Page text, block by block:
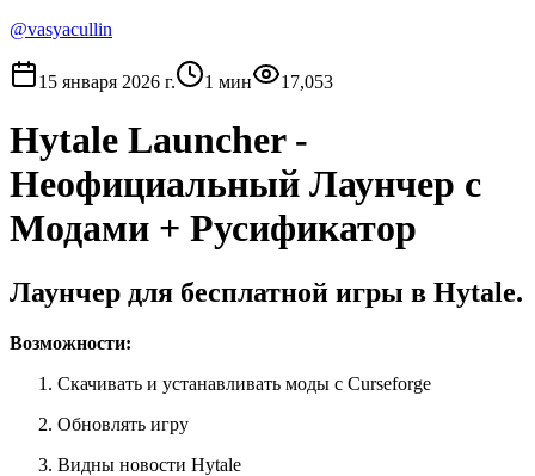
@vasyacullin
15 января 2026 г. 1 мин 17,053
Hytale Launcher -
Неофициальный Лаунчер с
Модами + Русификатор
Лаунчер для бесплатной игры в Hytale.
Возможности:
Скачивать и устанавливать моды с Curseforge
Обновлять игру
Видны новости Hytale